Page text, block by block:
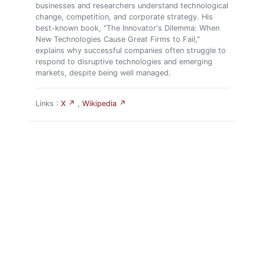
businesses and researchers understand technological
change, competition, and corporate strategy. His
best-known book, "The Innovator's Dilemma: When
New Technologies Cause Great Firms to Fail,"
explains why successful companies often struggle to
respond to disruptive technologies and emerging
markets, despite being well managed.
Links : X ↗ , Wikipedia ↗